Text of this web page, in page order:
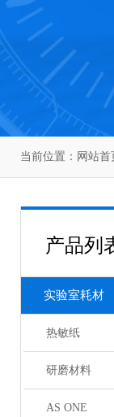
当前位置： 网站首
产品列
实验室耗材
热敏纸
研磨材料
AS ONE